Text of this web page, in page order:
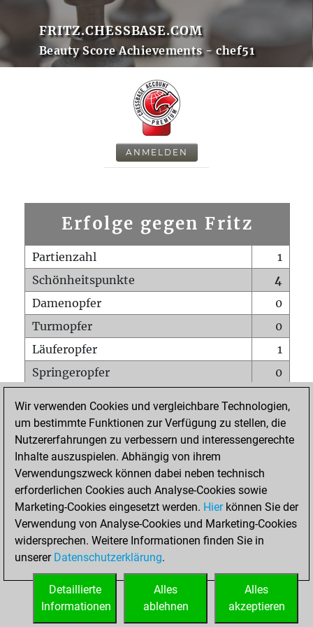
FRITZ.CHESSBASE.COM
Beauty Score Achievements - chef51
ANMELDEN
Erfolge gegen Fritz
Partienzahl
1
Schönheitspunkte
4
Damenopfer
0
Turmopfer
0
Läuferopfer
1
Springeropfer
0
Matt auf vollem Brett
0
Bauer setzt Matt
0
Erstickte Matts
Unterverwandlungen
Türme auf der siebten
0
STARTSEITE
Wir verwenden Cookies und vergleichbare Technologien,
um bestimmte Funktionen zur Verfügung zu stellen, die
Nutzererfahrungen zu verbessern und interessengerechte
Inhalte auszuspielen. Abhängig von ihrem
Verwendungszweck können dabei neben technisch
erforderlichen Cookies auch Analyse-Cookies sowie
Marketing-Cookies eingesetzt werden. Hierkönnen Sie der
Verwendung von Analyse-Cookies und Marketing-Cookies
widersprechen. Weitere Informationen finden Sie in
unserer Datenschutzerklärung.
Alles
akzeptieren
Alles
ablehnen
Detaillierte
Informationen